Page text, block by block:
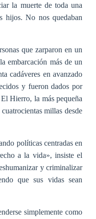
la muerte de toda una
hijos. No nos quedaban
que zarparon en un
embarcación más de un
cadáveres en avanzado
y fueron dados por
Hierro, la más pequeña
millas desde
políticas centradas en
a la vida», insiste el
y criminalizar
que sus vidas sean
simplemente como